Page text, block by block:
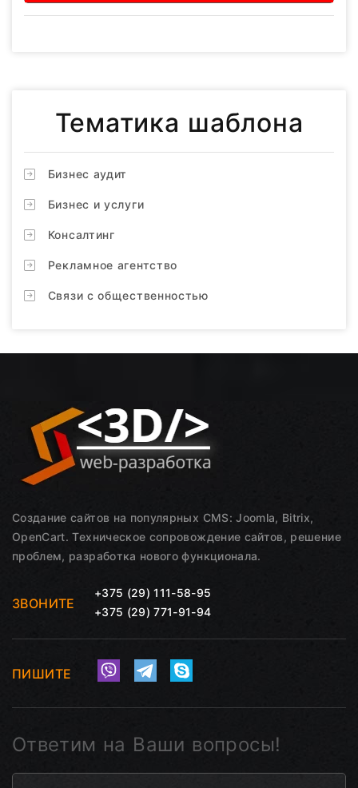
Тематика шаблона
Бизнес аудит
Бизнес и услуги
Консалтинг
Рекламное агентство
Связи с общественностью
Создание сайтов на популярных CMS: Joomla, Bitrix,
OpenCart. Техническое сопровождение сайтов, решение
проблем, разработка нового функционала.
ЗВОНИТЕ
+375 (29) 111-58-95
+375 (29) 771-91-94
ПИШИТЕ
Ответим на Ваши вопросы!